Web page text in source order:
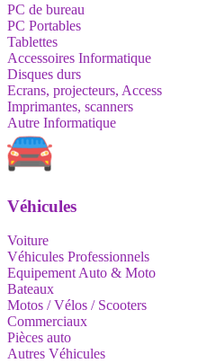
PC de bureau
PC Portables
Tablettes
Accessoires Informatique
Disques durs
Ecrans, projecteurs, Access
Imprimantes, scanners
Autre Informatique
Véhicules
Voiture
Véhicules Professionnels
Equipement Auto & Moto
Bateaux
Motos / Vélos / Scooters
Commerciaux
Pièces auto
Autres Véhicules